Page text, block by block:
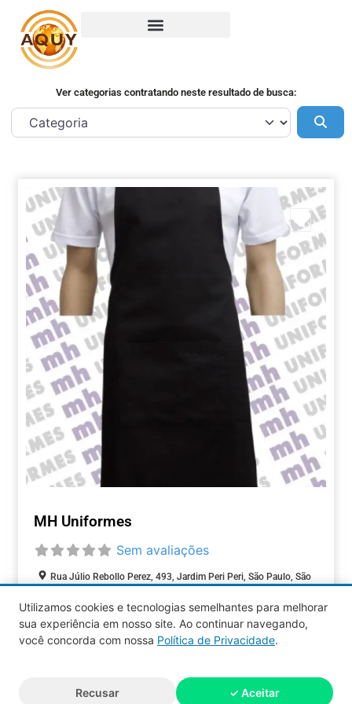
Ver categorias contratando neste resultado de busca:
MH Uniformes
Sem avaliações
Rua Júlio Rebollo Perez, 493, Jardim Peri Peri, São Paulo, São
COMÉRCIOS
reservados.
Utilizamos cookies e tecnologias semelhantes para melhorar
sua experiência em nosso site. Ao continuar navegando,
você concorda com nossa Política de Privacidade.
Recusar ✓ Aceitar